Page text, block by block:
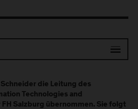
Schneider die Leitung des
Technologies and
FH Salzburg übernommen. Sie folgt